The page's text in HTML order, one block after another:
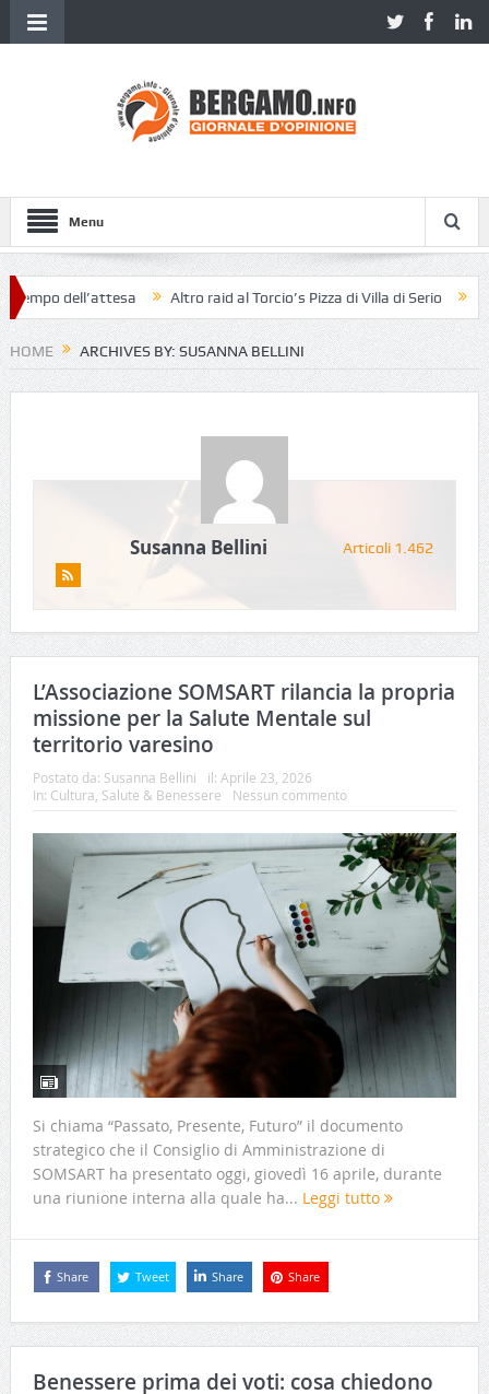
Menu
Altro raid al Torcio’s Pizza di Villa di Serio «Pensavo
HOME ARCHIVES BY: SUSANNA BELLINI
Susanna Bellini Articoli 1.462
L’Associazione SOMSART rilancia la propria
missione per la Salute Mentale sul
territorio varesino
Postato da: Susanna Bellini il: Aprile 23, 2026
In: Cultura, Salute & Benessere Nessun commento
Si chiama “Passato, Presente, Futuro” il documento
strategico che il Consiglio di Amministrazione di
SOMSART ha presentato oggi, giovedì 16 aprile, durante
una riunione interna alla quale ha... Leggi tutto
Share Tweet Share Share
Benessere prima dei voti: cosa chiedono